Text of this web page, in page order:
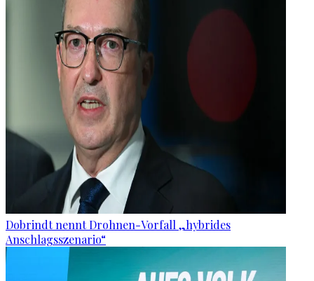
Dobrindt nennt Drohnen-Vorfall „hybrides
Anschlagsszenario“